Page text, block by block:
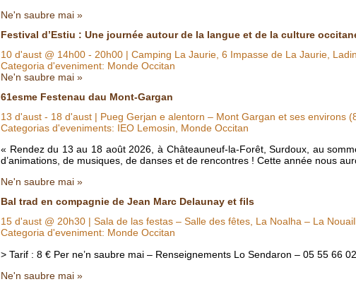
Ne'n saubre mai »
Festival d’Estiu : Une journée autour de la langue et de la culture
10 d'aust @ 14h00 - 20h00 | Camping La Jaurie, 6 Impasse de La Jaurie,
Categoria d'eveniment: Monde Occitan
Ne'n saubre mai »
61esme Festenau dau Mont-Gargan
13 d'aust - 18 d'aust | Pueg Gerjan e alentorn – Mont Gargan et ses environs
Categorias d'eveniments: IEO Lemosin, Monde Occitan
« Rendez du 13 au 18 août 2026, à Châteauneuf-la-Forêt, Surdoux, au
d’animations, de musiques, de danses et de rencontres ! Cette année nous
Ne'n saubre mai »
Bal trad en compagnie de Jean Marc Delaunay et fils
15 d'aust @ 20h30 | Sala de las festas – Salle des fêtes, La Noalha – La
Categoria d'eveniment: Monde Occitan
> Tarif : 8 € Per ne’n saubre mai – Renseignements Lo Sendaron – 05 55 66
Ne'n saubre mai »